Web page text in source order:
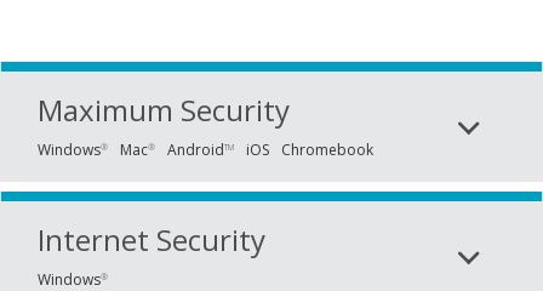
Maximum Security
Windows® Mac® AndroidTM iOS Chromebook
Internet Security
Windows®